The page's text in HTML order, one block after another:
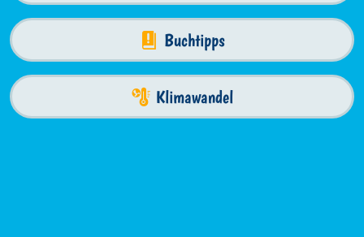
Buchtipps
Klimawandel